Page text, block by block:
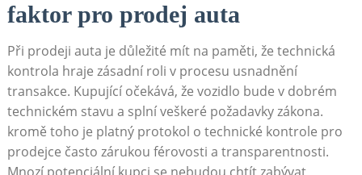
faktor pro prodej auta
Při prodeji auta je důležité mít na paměti, že technická
kontrola hraje zásadní roli v procesu usnadnění
transakce. Kupující očekává, že vozidlo bude v dobrém
technickém stavu a splní veškeré požadavky zákona.
kromě toho je platný protokol o technické kontrole pro
prodejce často zárukou férovosti a transparentnosti.